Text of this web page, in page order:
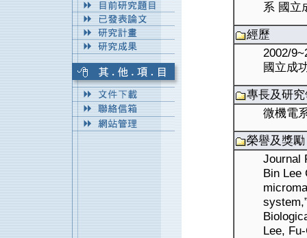
系 國立
經歷
2002/
國立成
專長及研
微機電
榮譽及獎勵
Journal
Bin Lee
Lee,